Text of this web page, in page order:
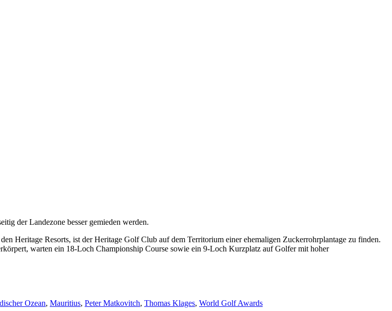
Heritage Resorts, ist der Heritage Golf Club auf dem Territorium einer ehemaligen Zuckerrohrplantage zu finden.
warten ein 18-Loch Championship Course sowie ein 9-Loch Kurzplatz auf Golfer mit hoher
Ozean, Mauritius, Peter Matkovitch, Thomas Klages, World Golf Awards